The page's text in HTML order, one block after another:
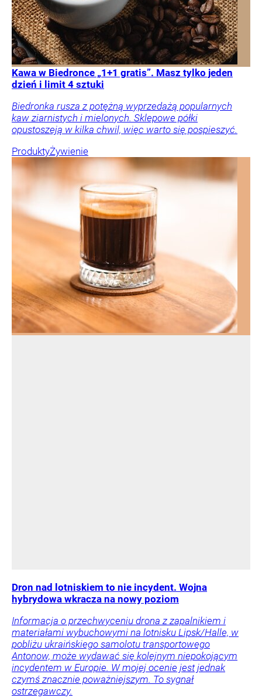
Kawa w Biedronce „1+1 gratis”. Masz tylko jeden
dzień i limit 4 sztuki
Biedronka rusza z potężną wyprzedażą popularnych
kaw ziarnistych i mielonych. Sklepowe półki
opustoszeją w kilka chwil, więc warto się pospieszyć.
ProduktyŻywienie
Dron nad lotniskiem to nie incydent. Wojna
hybrydowa wkracza na nowy poziom
Informacja o przechwyceniu drona z zapalnikiem i
materiałami wybuchowymi na lotnisku Lipsk/Halle, w
pobliżu ukraińskiego samolotu transportowego
Antonow, może wydawać się kolejnym niepokojącym
incydentem w Europie. W mojej ocenie jest jednak
czymś znacznie poważniejszym. To sygnał
ostrzegawczy.